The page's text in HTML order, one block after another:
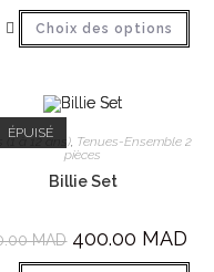
Choix des options
ÉPUISÉ
(1 à 12 ans), Tenues-Ensemble 2
pièces
Billie Set
MAD 400.00 MAD